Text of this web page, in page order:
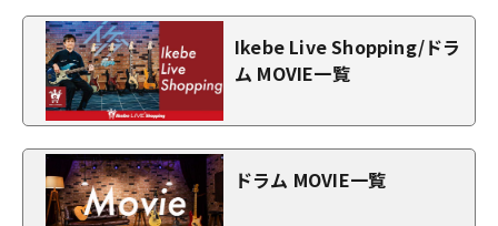
Ikebe Live Shopping/ドラ
ム MOVIE一覧
ドラム MOVIE一覧